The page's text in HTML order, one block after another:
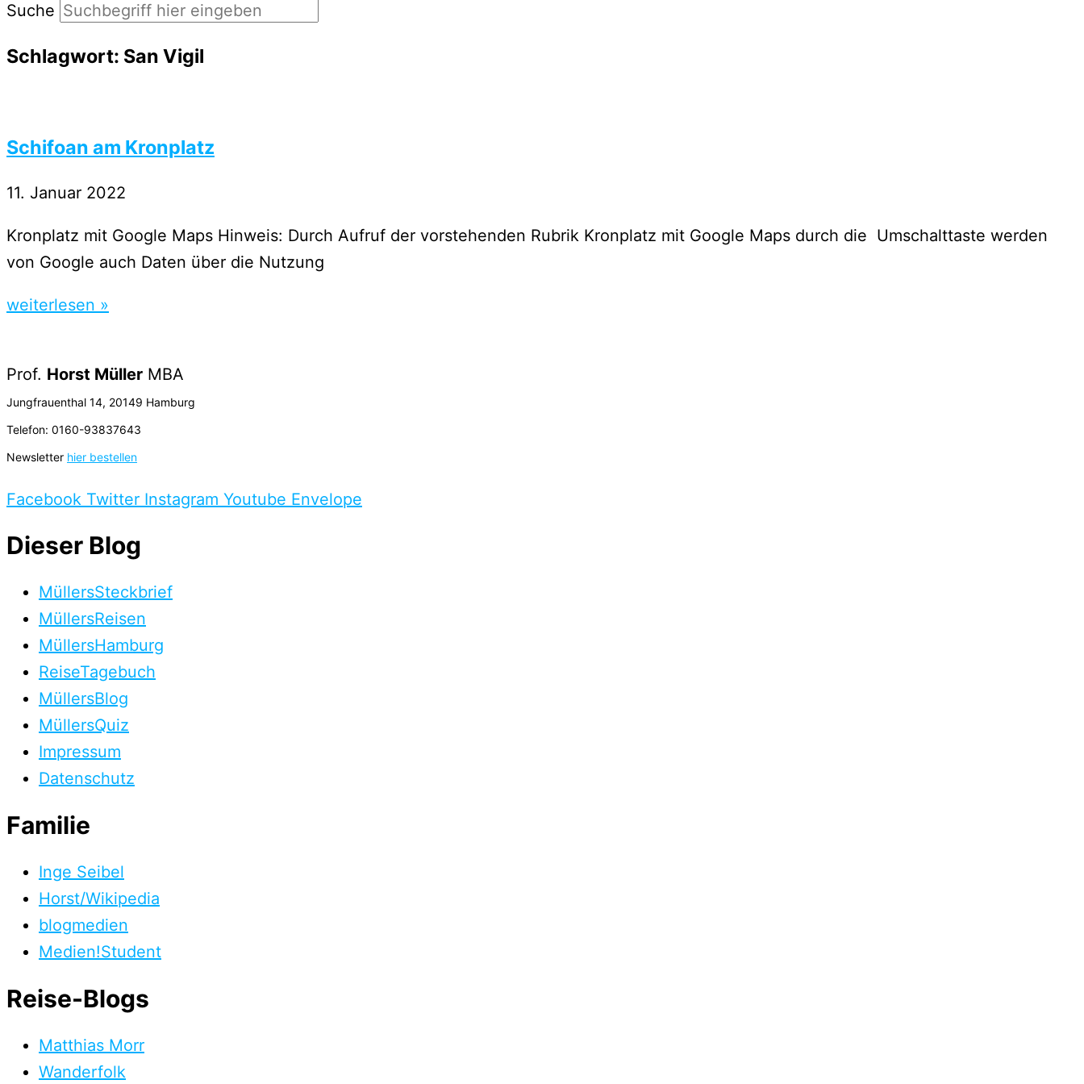
Suche
Schlagwort: San Vigil
Schifoan am Kronplatz
11. Januar 2022
Kronplatz mit Google Maps Hinweis: Durch Aufruf der vorstehenden Rubrik Kronplatz mit Google Maps durch die Umschalttaste werden
von Google auch Daten über die Nutzung
weiterlesen »
Prof. Horst Müller MBA
Jungfrauenthal 14, 20149 Hamburg
Telefon: 0160-93837643
Newsletter hier bestellen
Facebook Twitter Instagram Youtube Envelope
Dieser Blog
MüllersSteckbrief
MüllersReisen
MüllersHamburg
ReiseTagebuch
MüllersBlog
MüllersQuiz
Impressum
Datenschutz
Familie
Inge Seibel
Horst/Wikipedia
blogmedien
Medien!Student
Reise-Blogs
Matthias Morr
Wanderfolk